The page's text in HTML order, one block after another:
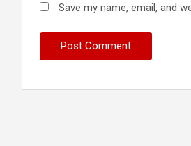
Save my name, email, and